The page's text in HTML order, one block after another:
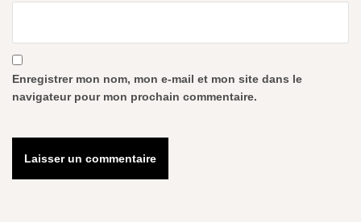
Enregistrer mon nom, mon e-mail et mon site dans le
navigateur pour mon prochain commentaire.